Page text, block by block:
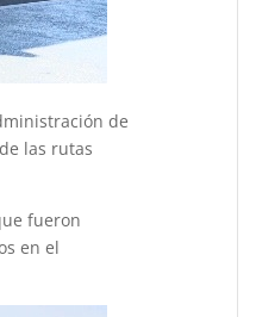
de
las rutas
fueron
en el